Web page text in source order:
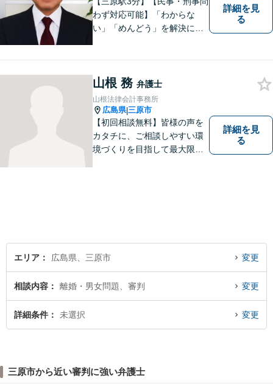
わず対応可能】「わからな
い」「めんどう」を解決に導
動がモットー。身近な頼れる
弁護士として依頼者さまにし
っかりと寄り添います。
詳細を見
る
山根 務 弁護士
山根法律会計事務所
広島県|三原市
【初回相談無料】皆様の声を
カタチに、ご相談しやすい環
境づくりを目指して最大限努
詳細を見
る
エリア 広島県、三原市 変更
相談内容 離婚・男女問題、審判 変更
詳細条件 未選択 変更
三原市から近い審判に強い弁護士